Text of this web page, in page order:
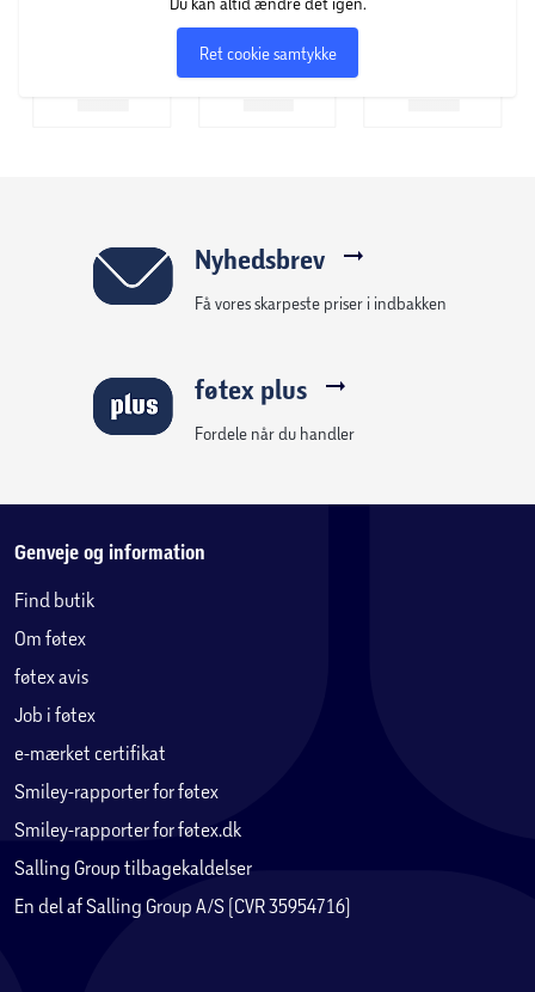
Ret cookie samtykke
Nyhedsbrev
Få vores skarpeste priser i indbakken
føtex plus
Fordele når du handler
Genveje og information
Find butik
Om føtex
føtex avis
Job i føtex
e-mærket certifikat
Smiley-rapporter for føtex
Smiley-rapporter for føtex.dk
Salling Group tilbagekaldelser
En del af Salling Group A/S (CVR 35954716)